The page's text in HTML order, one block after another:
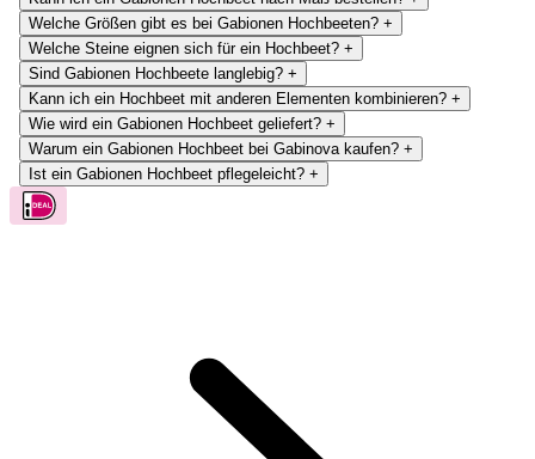
Welche Größen gibt es bei Gabionen Hochbeeten? +
Welche Steine eignen sich für ein Hochbeet? +
Sind Gabionen Hochbeete langlebig? +
Kann ich ein Hochbeet mit anderen Elementen kombinieren? +
Wie wird ein Gabionen Hochbeet geliefert? +
Warum ein Gabionen Hochbeet bei Gabinova kaufen? +
Ist ein Gabionen Hochbeet pflegeleicht? +